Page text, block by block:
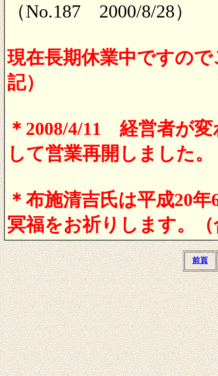
（No.187 2000/8/28）
現在長期休業中ですので
記）
＊2008/4/11 経営者が
して営業再開しました。
＊布施清吉氏は平成20
冥福をお祈りします。
前頁